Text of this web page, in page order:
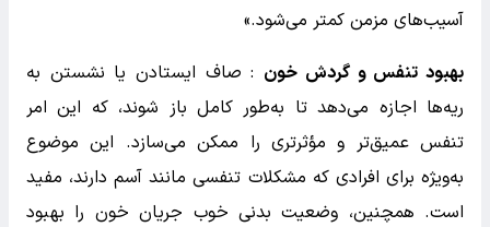
آسیب‌های مزمن کمتر می‌شود.»
بهبود تنفس و گردش خون : صاف ایستادن یا نشستن به
ریه‌ها اجازه می‌دهد تا به‌طور کامل باز شوند، که این امر
تنفس عمیق‌تر و مؤثرتری را ممکن می‌سازد. این موضوع
به‌ویژه برای افرادی که مشکلات تنفسی مانند آسم دارند، مفید
است. همچنین، وضعیت بدنی خوب جریان خون را بهبود